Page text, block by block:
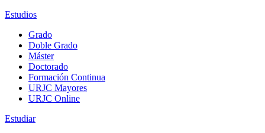
Estudios
Grado
Doble Grado
Máster
Doctorado
Formación Continua
URJC Mayores
URJC Online
Estudiar